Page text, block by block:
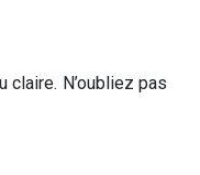
N’oubliez pas